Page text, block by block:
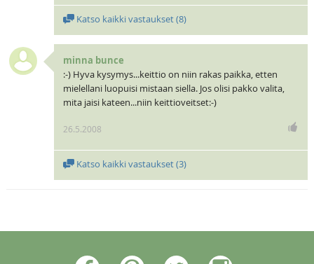
Katso kaikki vastaukset (8)
minna bunce
:-) Hyva kysymys...keittio on niin rakas paikka, etten
mielellani luopuisi mistaan siella. Jos olisi pakko valita,
mita jaisi kateen...niin keittioveitset:-)
26.5.2008
Katso kaikki vastaukset (3)